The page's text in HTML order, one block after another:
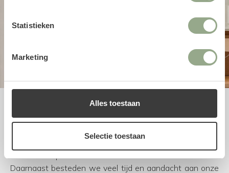
Statistieken
Marketing
Alles toestaan
Selectie toestaan
Bij FloraWorks worden we blij van enthousiaste klanten.
duurzame producten van de beste leveranciers.
Daarnaast besteden we veel tijd en aandacht aan onze